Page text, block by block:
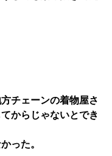
チェーンの着物屋さ
からじゃないとでき
かった。